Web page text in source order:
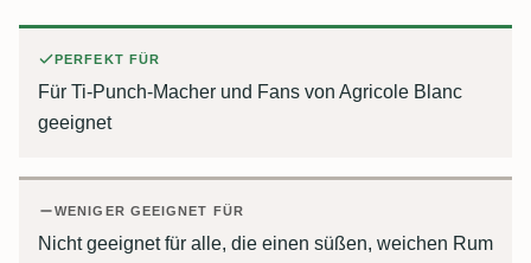
PERFEKT FÜR
Für Ti-Punch-Macher und Fans von Agricole Blanc
geeignet
WENIGER GEEIGNET FÜR
Nicht geeignet für alle, die einen süßen, weichen Rum